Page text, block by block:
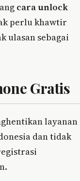
cara unlock
perlu khawtir
ulasan sebagai
Gratis
layanan
dan tidak